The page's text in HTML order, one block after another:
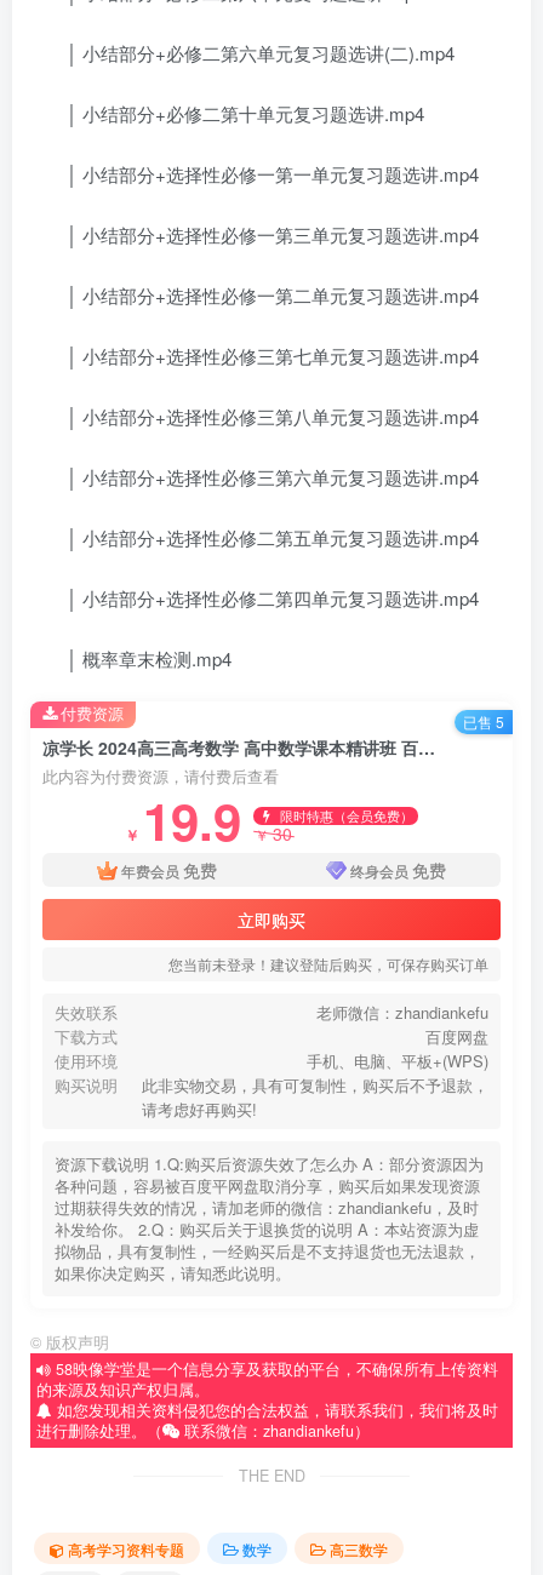
│ 小结部分+必修二第六单元复习题选讲(二).mp4
│ 小结部分+必修二第十单元复习题选讲.mp4
│ 小结部分+选择性必修一第一单元复习题选讲.mp4
│ 小结部分+选择性必修一第三单元复习题选讲.mp4
│ 小结部分+选择性必修一第二单元复习题选讲.mp4
│ 小结部分+选择性必修三第七单元复习题选讲.mp4
│ 小结部分+选择性必修三第八单元复习题选讲.mp4
│ 小结部分+选择性必修三第六单元复习题选讲.mp4
│ 小结部分+选择性必修二第五单元复习题选讲.mp4
│ 小结部分+选择性必修二第四单元复习题选讲.mp4
│ 概率章末检测.mp4
凉学长 2024高三高考数学 高中数学课本精讲班 百度云网盘分享下载
此内容为付费资源，请付费后查看
￥ 19.9 限时特惠（会员免费）
￥30
年费会员 免费 终身会员 免费
立即购买
您当前未登录！建议登陆后购买，可保存购买订单
失效联系
老师微信：zhandiankefu
下载方式
百度网盘
使用环境
手机、电脑、平板+(WPS)
购买说明
此非实物交易，具有可复制性，购买后不予退款，
请考虑好再购买!
资源下载说明 1.Q:购买后资源失效了怎么办 A：部分资源因为
各种问题，容易被百度平网盘取消分享，购买后如果发现资源
过期获得失效的情况，请加老师的微信：zhandiankefu，及时
补发给你。 2.Q：购买后关于退换货的说明 A：本站资源为虚
拟物品，具有复制性，一经购买后是不支持退货也无法退款，
如果你决定购买，请知悉此说明。
付费资源 已售 5
© 版权声明
58映像学堂是一个信息分享及获取的平台，不确保所有上传资料
的来源及知识产权归属。
如您发现相关资料侵犯您的合法权益，请联系我们，我们将及时
进行删除处理。（
联系微信：zhandiankefu）
THE END
高考学习资料专题 数学
高三数学